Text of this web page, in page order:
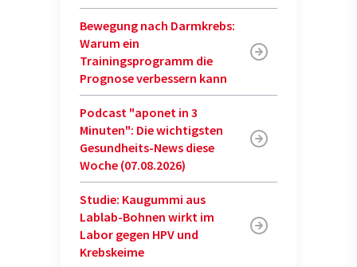
Bewegung nach Darmkrebs:
Warum ein
Trainingsprogramm die
Prognose verbessern kann
Podcast "aponet in 3
Minuten": Die wichtigsten
Gesundheits-News diese
Woche (07.08.2026)
Studie: Kaugummi aus
Lablab-Bohnen wirkt im
Labor gegen HPV und
Krebskeime